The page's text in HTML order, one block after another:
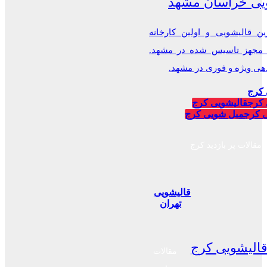
قالیشویی و اولین کارخانه
مجهز تاسیس شده در مشهد.
ویژه و فوری در مشهد.
کرج
کرجقالیشویی کرج
کرجمبل شویی کرج
کرج
قالیشویی
تهران